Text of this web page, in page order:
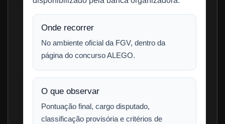
Onde recorrer
No ambiente oficial da FGV, dentro da
página do concurso ALEGO.
O que observar
Pontuação final, cargo disputado,
classificação provisória e critérios de